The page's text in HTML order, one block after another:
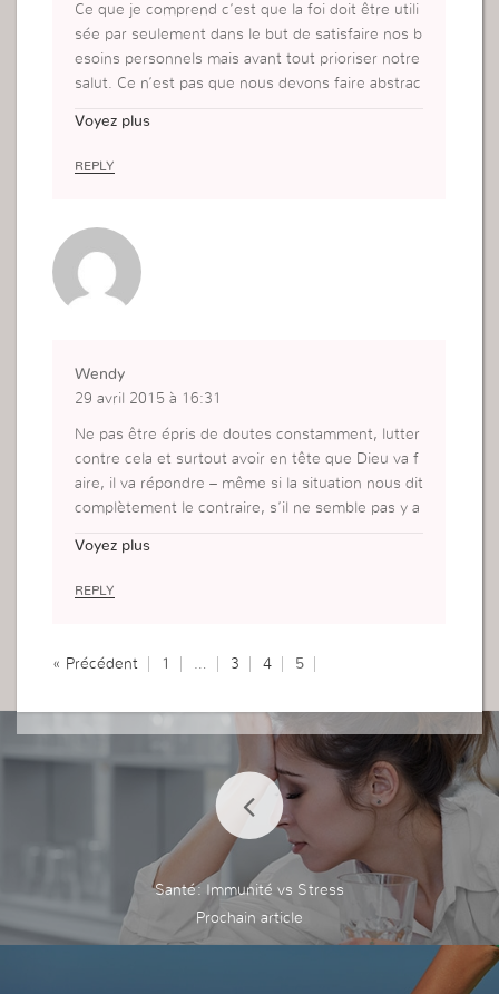
Ce que je comprend c’est que la foi doit être utili
sée par seulement dans le but de satisfaire nos b
esoins personnels mais avant tout prioriser notre
salut. Ce n’est pas que nous devons faire abstrac
evons utiliser notre foi afin de saisir les promess
eur au problème et cela montre une incertitude e
nvers les promesses de Dieu.
Voyez plus
REPLY
Wendy
29 avril 2015 à 16:31
Ne pas être épris de doutes constamment, lutter
contre cela et surtout avoir en tête que Dieu va f
aire, il va répondre – même si la situation nous dit
complètement le contraire, s’il ne semble pas y a
qu’il répondra. Je parle en connaissance de caus
Voyez plus
REPLY
« Précédent 1 … 3 4 5
Santé: Immunité vs Stress